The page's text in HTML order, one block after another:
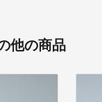
他の商品